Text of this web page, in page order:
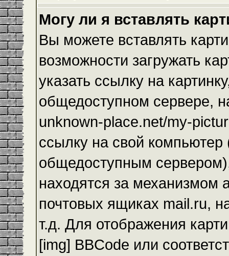
Могу ли я вставлять
Вы можете вставлять
возможности загружать
указать ссылку на
общедоступном сервере,
unknown-place.net/my-
ссылку на свой компьютер
общедоступным
находятся за механизмом
почтовых ящиках mail.ru,
т.д. Для отображения
[img] BBCode или